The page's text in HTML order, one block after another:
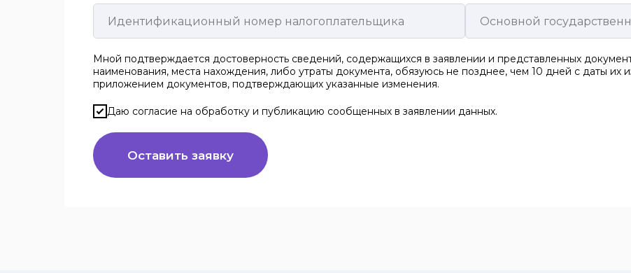
Мной подтверждается достоверность сведений, содержащихся в заявлении и представленных
наименования, места нахождения, либо утраты документа, обязуюсь не позднее, чем 10 дней с даты их
приложением документов, подтверждающих указанные изменения.
Даю согласие на обработку и публикацию сообщенных в заявлении данных.
Оставить заявку